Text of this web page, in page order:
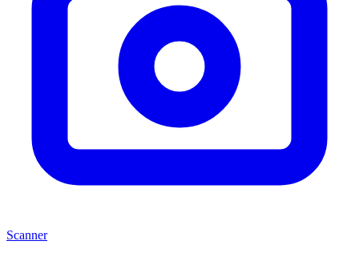
Scanner